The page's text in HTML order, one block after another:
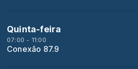
Quinta-feira
07:00 - 11:00
Conexão 87.9